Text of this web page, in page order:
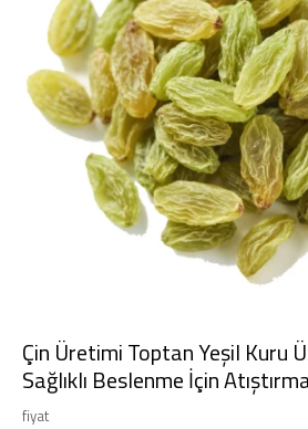
Çin Üretimi Toptan Yeşil Kuru
Sağlıklı Beslenme İçin
fiyat